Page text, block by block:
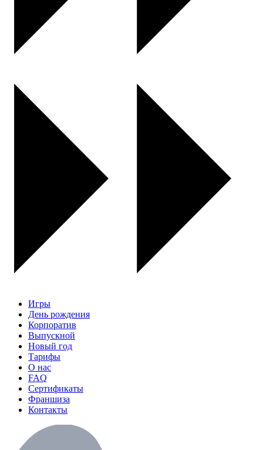
Игры
День рождения
Корпоратив
Выпускной
Новый год
Тарифы
О нас
FAQ
Сертификаты
Франшиза
Контакты